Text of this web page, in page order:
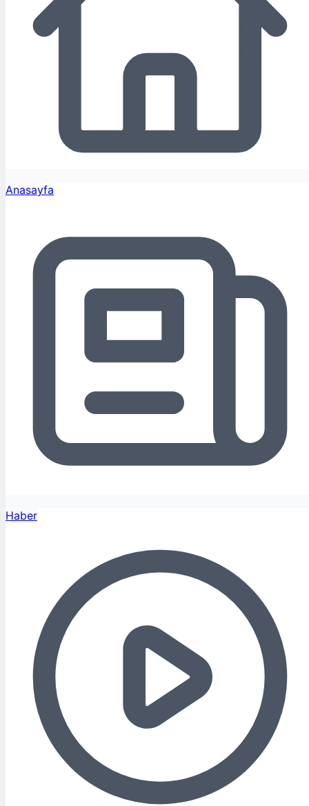
Anasayfa
Haber